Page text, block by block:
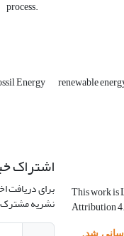
process.
Energy renewable
This work is
Attribution
اشتراک
برای دریافت
نشریه